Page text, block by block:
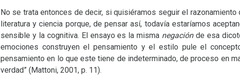
No se trata entonces de decir, si quisiéramos seguir el
literatura y ciencia porque, de pensar así, todavía estaríamos
sensible y la cognitiva. El ensayo es la misma negaciónde esa
emociones construyen el pensamiento y el estilo pule el
pensamiento en lo que este tiene de indeterminado, de proceso en
verdad” (Mattoni, 2001, p. 11).